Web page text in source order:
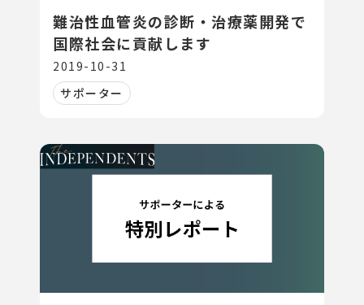
難治性血管炎の診断・治療薬開発で
国際社会に貢献します
2019-10-31
サポーター